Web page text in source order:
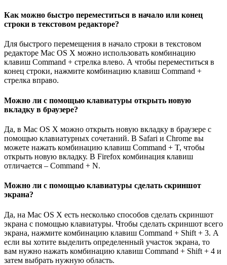
Как можно быстро переместиться в начало или конец
строки в текстовом редакторе?
Для быстрого перемещения в начало строки в текстовом
редакторе Mac OS X можно использовать комбинацию
клавиш Command + стрелка влево. А чтобы переместиться в
конец строки, нажмите комбинацию клавиш Command +
стрелка вправо.
Можно ли с помощью клавиатуры открыть новую
вкладку в браузере?
Да, в Mac OS X можно открыть новую вкладку в браузере с
помощью клавиатурных сочетаний. В Safari и Chrome вы
можете нажать комбинацию клавиш Command + T, чтобы
открыть новую вкладку. В Firefox комбинация клавиш
отличается – Command + N.
Можно ли с помощью клавиатуры сделать скриншот
экрана?
Да, на Mac OS X есть несколько способов сделать скриншот
экрана с помощью клавиатуры. Чтобы сделать скриншот всего
экрана, нажмите комбинацию клавиш Command + Shift + 3. А
если вы хотите выделить определенный участок экрана, то
вам нужно нажать комбинацию клавиш Command + Shift + 4 и
затем выбрать нужную область.